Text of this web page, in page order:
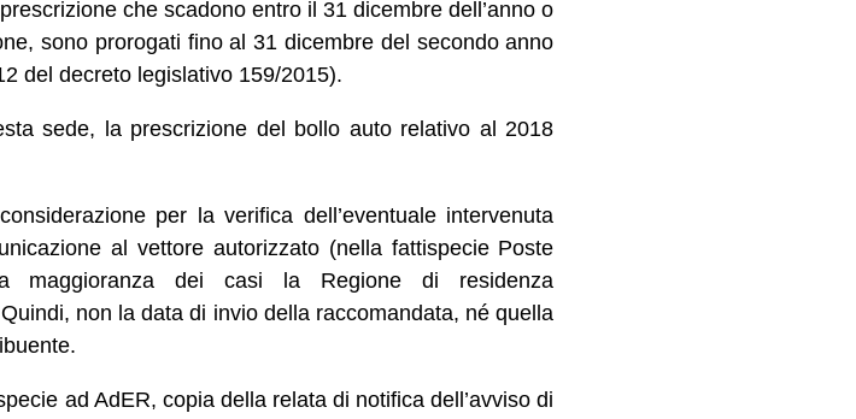
che scadono entro il 31 dicembre dell’anno o
sono prorogati fino al 31 dicembre del secondo anno
del decreto legislativo 159/2015).
sede, la prescrizione del bollo auto relativo al 2018
per la verifica dell’eventuale intervenuta
al vettore autorizzato (nella fattispecie Poste
maggioranza dei casi la Regione di residenza
non la data di invio della raccomandata, né quella
ad AdER, copia della relata di notifica dell’avviso di